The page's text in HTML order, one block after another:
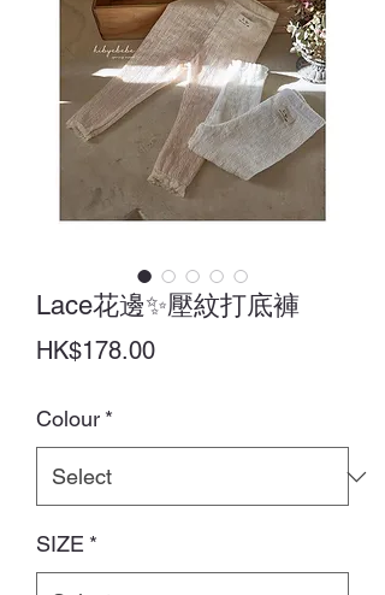
Lace花邊✨壓紋打底褲
HK$178.00Price
Colour *
SIZE *